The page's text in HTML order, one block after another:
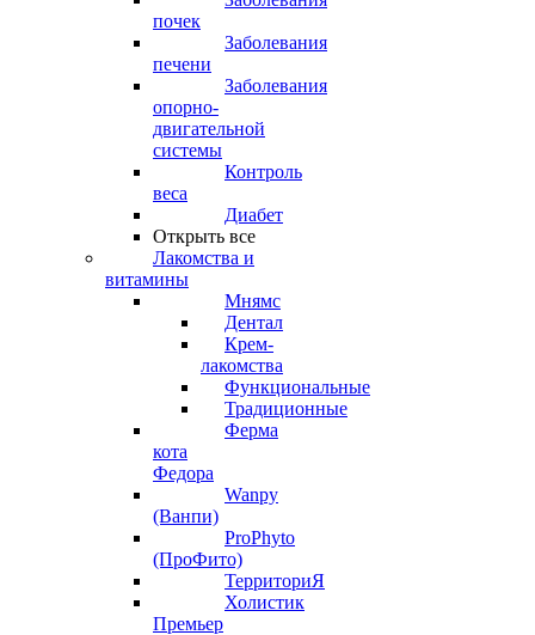
почек
Заболевания
печени
Заболевания
опорно-
двигательной
системы
Контроль
веса
Диабет
Открыть все
Лакомства и
витамины
Мнямс
Дентал
Крем-
лакомства
Функциональные
Традиционные
Ферма
кота
Федора
Wanpy
(Ванпи)
ProPhyto
(ПроФито)
ТерриториЯ
Холистик
Премьер